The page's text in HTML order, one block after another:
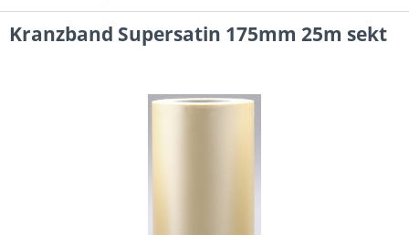
Kranzband Supersatin 175mm 25m sekt